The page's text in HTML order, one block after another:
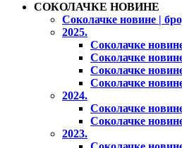
СОКОЛАЧКЕ НОВИНЕ
Соколачке новине |
2025.
Соколачке
Соколачке
Соколачке
Соколачке
2024.
Соколачке
Соколачке
2023.